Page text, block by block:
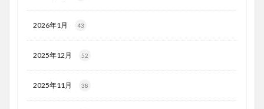
2026年1月 43
2025年12月 52
2025年11月 38